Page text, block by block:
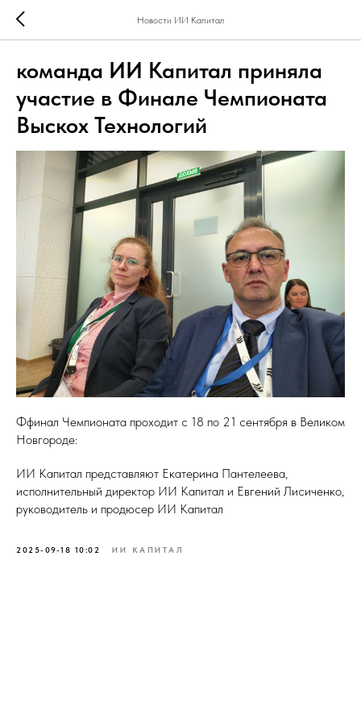
Новости ИИ Капитал
команда ИИ Капитал приняла
участие в Финале Чемпионата
Выскох Технологий
Ффинал Чемпионата проходит с 18 по 21 сентября в Великом
Новгороде:
ИИ Капитал представляют Екатерина Пантелеева,
исполнительный директор ИИ Капитал и Евгений Лисиченко,
руководитель и продюсер ИИ Капитал
2025-09-18 10:02 ИИ КАПИТАЛ